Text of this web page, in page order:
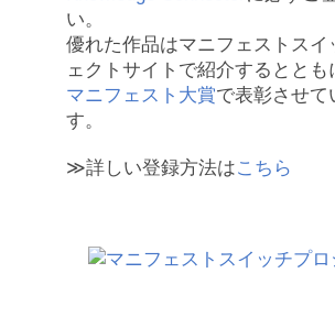
い。
優れた作品はマニフェストスイ
ェクトサイトで紹介するととも
マニフェスト大賞で表彰させて
す。
≫詳しい登録方法はこちら